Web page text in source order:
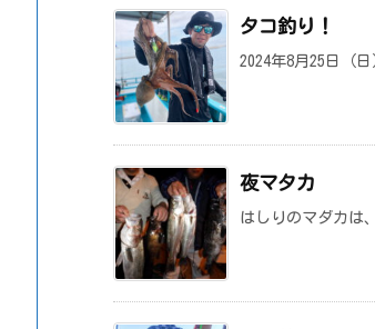
タコ釣り！
2024年8月25日（
夜マタカ
はしりのマダカ